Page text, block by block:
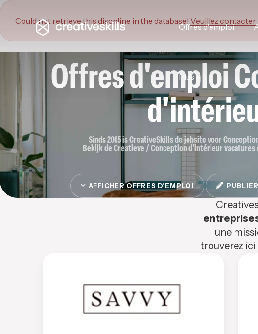
Offres d'emploi
Plus
Could not retrieve this discpline in the database! Veuillez contacter
Offres d'emploi
Sinds 2005 is CreativeSkills de jobsite voor
Bekijk de Creatieve / Conception d'intérieur
AFFICHER OFFRES D'EMPLOI
une
trouverez